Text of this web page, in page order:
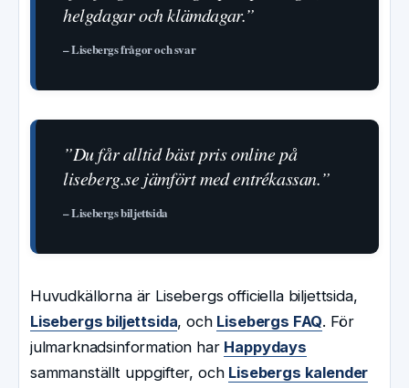
helgdagar och klämdagar.”
– Lisebergs frågor och svar
”Du får alltid bäst pris online på
liseberg.se jämfört med entrékassan.”
– Lisebergs biljettsida
Huvudkällorna är Lisebergs officiella biljettsida,
Lisebergs biljettsida, och Lisebergs FAQ. För
julmarknadsinformation har Happydays
sammanställt uppgifter, och Lisebergs kalender